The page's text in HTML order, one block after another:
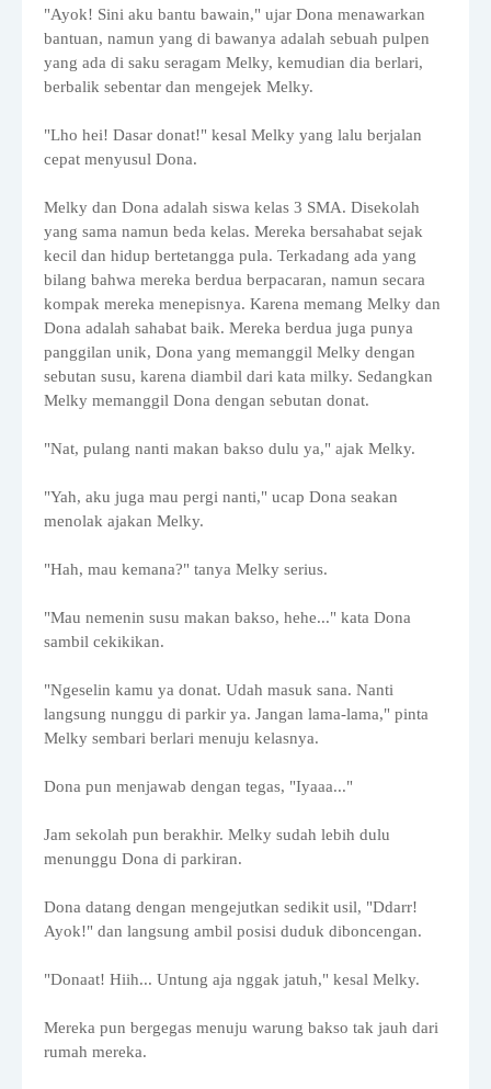
"Ayok! Sini aku bantu bawain," ujar Dona menawarkan
bantuan, namun yang di bawanya adalah sebuah pulpen
yang ada di saku seragam Melky, kemudian dia berlari,
berbalik sebentar dan mengejek Melky.
"Lho hei! Dasar donat!" kesal Melky yang lalu berjalan
cepat menyusul Dona.
Melky dan Dona adalah siswa kelas 3 SMA. Disekolah
yang sama namun beda kelas. Mereka bersahabat sejak
kecil dan hidup bertetangga pula. Terkadang ada yang
bilang bahwa mereka berdua berpacaran, namun secara
kompak mereka menepisnya. Karena memang Melky dan
Dona adalah sahabat baik. Mereka berdua juga punya
panggilan unik, Dona yang memanggil Melky dengan
sebutan susu, karena diambil dari kata milky. Sedangkan
Melky memanggil Dona dengan sebutan donat.
"Nat, pulang nanti makan bakso dulu ya," ajak Melky.
"Yah, aku juga mau pergi nanti," ucap Dona seakan
menolak ajakan Melky.
"Hah, mau kemana?" tanya Melky serius.
"Mau nemenin susu makan bakso, hehe..." kata Dona
sambil cekikikan.
"Ngeselin kamu ya donat. Udah masuk sana. Nanti
langsung nunggu di parkir ya. Jangan lama-lama," pinta
Melky sembari berlari menuju kelasnya.
Dona pun menjawab dengan tegas, "Iyaaa..."
Jam sekolah pun berakhir. Melky sudah lebih dulu
menunggu Dona di parkiran.
Dona datang dengan mengejutkan sedikit usil, "Ddarr!
Ayok!" dan langsung ambil posisi duduk diboncengan.
"Donaat! Hiih... Untung aja nggak jatuh," kesal Melky.
Mereka pun bergegas menuju warung bakso tak jauh dari
rumah mereka.